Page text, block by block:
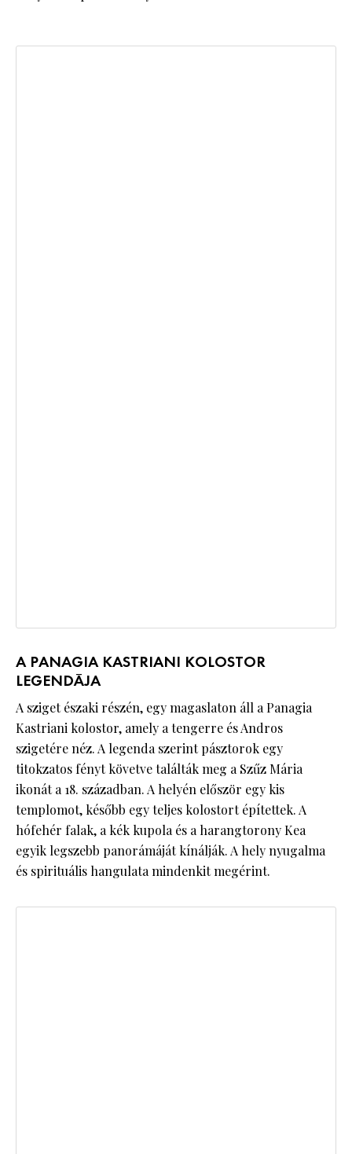
A PANAGIA KASTRIANI KOLOSTOR
LEGENDÁJA
A sziget északi részén, egy magaslaton áll a Panagia
Kastriani kolostor, amely a tengerre és Andros
szigetére néz. A legenda szerint pásztorok egy
titokzatos fényt követve találták meg a Szűz Mária
ikonát a 18. században. A helyén először egy kis
templomot, később egy teljes kolostort építettek. A
hófehér falak, a kék kupola és a harangtorony Kea
egyik legszebb panorámáját kínálják. A hely nyugalma
és spirituális hangulata mindenkit megérint.